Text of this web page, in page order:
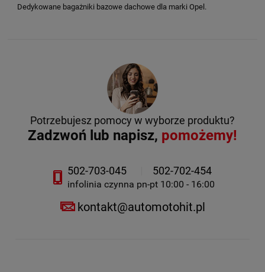
Dedykowane bagażniki bazowe dachowe dla marki Opel.
Potrzebujesz pomocy w wyborze produktu?
Zadzwoń lub napisz, pomożemy!
502-703-045 502-702-454
infolinia czynna pn-pt 10:00 - 16:00
kontakt@automotohit.pl